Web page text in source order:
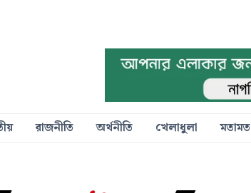
রাজনীতি অর্থনীতি খেলাধুলা মতামত